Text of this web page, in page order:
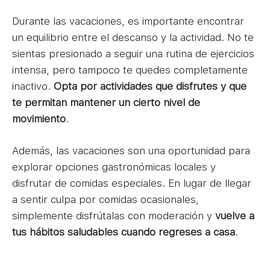
Durante las vacaciones, es importante encontrar
un equilibrio entre el descanso y la actividad. No te
sientas presionado a seguir una rutina de ejercicios
intensa, pero tampoco te quedes completamente
inactivo. Opta por actividades que disfrutes y que
te permitan mantener un cierto nivel de
movimiento.
Además, las vacaciones son una oportunidad para
explorar opciones gastronómicas locales y
disfrutar de comidas especiales. En lugar de llegar
a sentir culpa por comidas ocasionales,
simplemente disfrútalas con moderación y vuelve a
tus hábitos saludables cuando regreses a casa.